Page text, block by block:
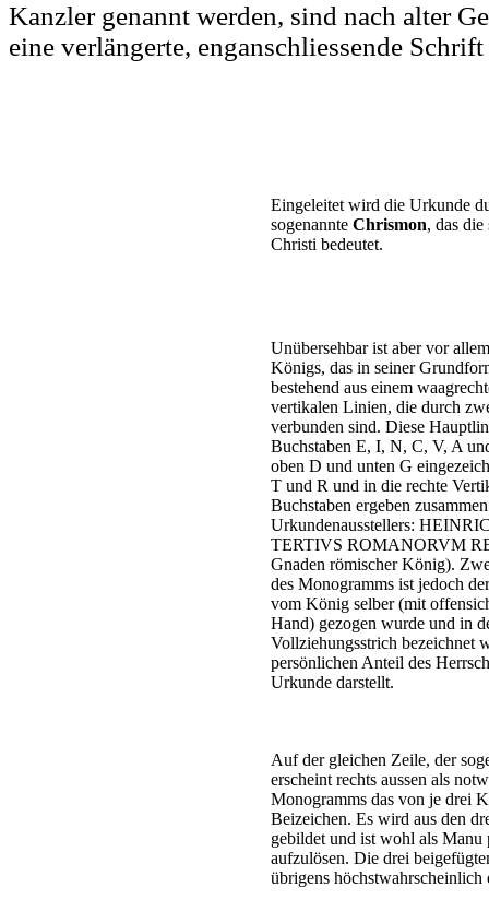
Kanzler genannt werden, sind nach alter
eine verlängerte, enganschliessende
Eingeleitet wird die Urkunde
sogenannte Chrismon, das
Christi bedeutet.
Unübersehbar ist aber vor
Königs, das in seiner
bestehend aus einem
vertikalen Linien, die durch
verbunden sind. Diese
Buchstaben E, I, N, C, V, A
oben D und unten G
T und R und in die rechte
Buchstaben ergeben
Urkundenausstellers:
TERTIVS ROMANORVM
Gnaden römischer König).
des Monogramms ist jedoch
vom König selber (mit
Hand) gezogen wurde und in
Vollziehungsstrich bezeichnet
persönlichen Anteil des
Urkunde darstellt.
Auf der gleichen Zeile, der
erscheint rechts aussen als
Monogramms das von je drei
Beizeichen. Es wird aus den
gebildet und ist wohl als
aufzulösen. Die drei
übrigens